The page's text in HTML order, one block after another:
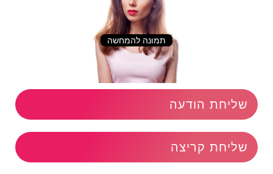
תמונה להמחשה
שליחת הודעה
שליחת קריצה